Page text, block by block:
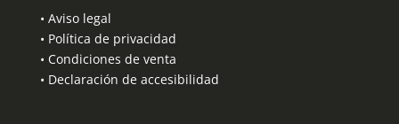
• Aviso legal
• Política de privacidad
• Condiciones de venta
• Declaración de accesibilidad